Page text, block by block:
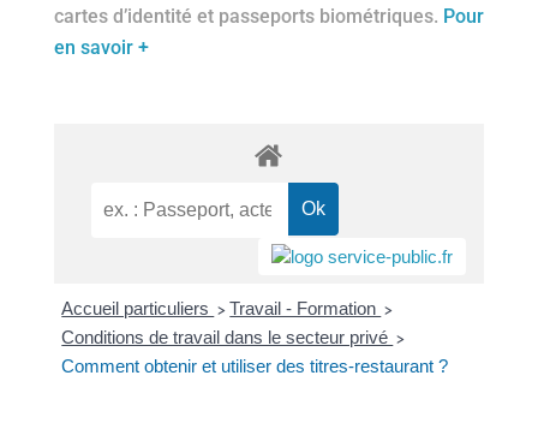
cartes d’identité et passeports biométriques. Pour
en savoir +
Accueil particuliers > Travail - Formation >
Conditions de travail dans le secteur privé >
Comment obtenir et utiliser des titres-restaurant ?